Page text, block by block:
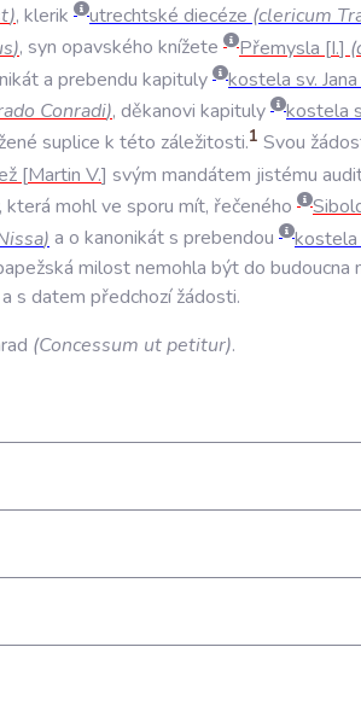
), klerik utrechtské diecéze (clericum
), syn opavského knížete Přemysla I. (
a prebendu kapituly kostela sv. Jana
Conradi), děkanovi kapituly kostela
suplice k této záležitosti.1 Svou
Martin V. svým mandátem jistému
, která mohlve sporu mít, řečeného
) a o kanonikáts prebendou kostela
milostnemohla býtdo budoucna
a s datem předchozí žádosti.
(Concessum utpetitur).